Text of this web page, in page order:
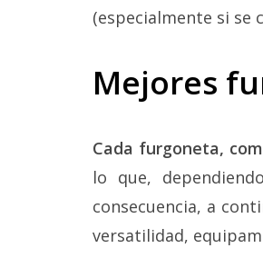
(especialmente si se
Mejores
Cada furgoneta,
lo que,
consecuencia, a
versatilidad,